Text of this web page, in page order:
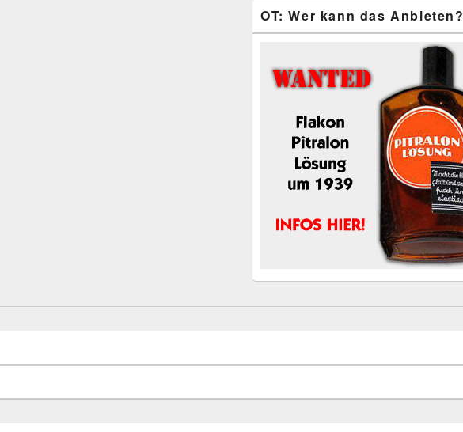
OT: Wer kann das Anbieten?